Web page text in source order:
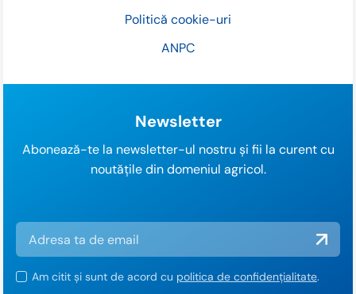
Politică cookie-uri
ANPC
Newsletter
Abonează-te la newsletter-ul nostru și fii la curent cu
noutățile din domeniul agricol.
Am citit și sunt de acord cu politica de confidențialitate.